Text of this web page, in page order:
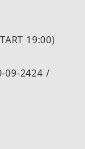
19:00)
09-2424 /